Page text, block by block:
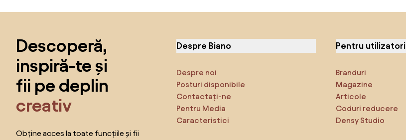
Descoperă,
inspiră-te și
fii pe deplin
creativ
Obține acces la toate funcțiile și fii
Despre Biano
Despre noi
Posturi disponibile
Contactați-ne
Pentru Media
Caracteristici
Pentru utilizatori
Branduri
Magazine
Articole
Coduri reducere
Densy Studio